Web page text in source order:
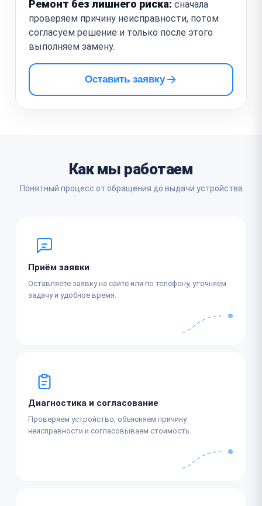
Ремонт без лишнего риска: сначала
проверяем причину неисправности, потом
согласуем решение и только после этого
выполняем замену.
Оставить заявку
Как мы работаем
Понятный процесс от обращения до выдачи устройства
Приём заявки
Оставляете заявку на сайте или по телефону, уточняем
задачу и удобное время.
Диагностика и согласование
Проверяем устройство, объясняем причину
неисправности и согласовываем стоимость.